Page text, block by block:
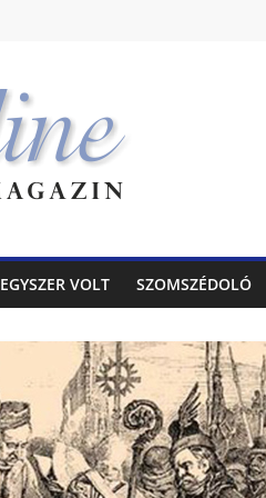
EGYSZER VOLT SZOMSZÉDOLÓ